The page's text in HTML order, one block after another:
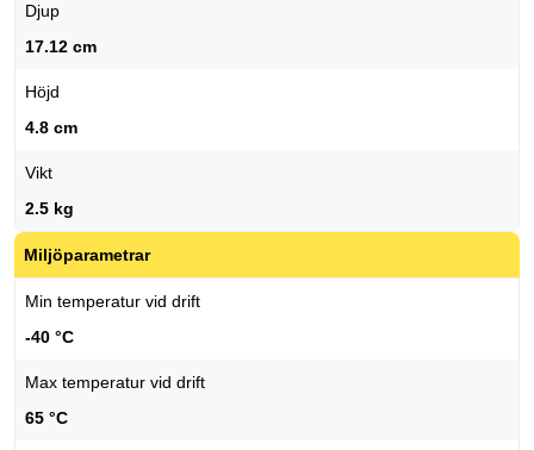
Djup
17.12 cm
Höjd
4.8 cm
Vikt
2.5 kg
Miljöparametrar
Min temperatur vid drift
-40 °C
Max temperatur vid drift
65 °C